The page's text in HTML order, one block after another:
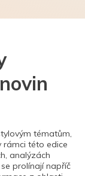
tématům,
rámci této edice
analýzách
prolínají napříč